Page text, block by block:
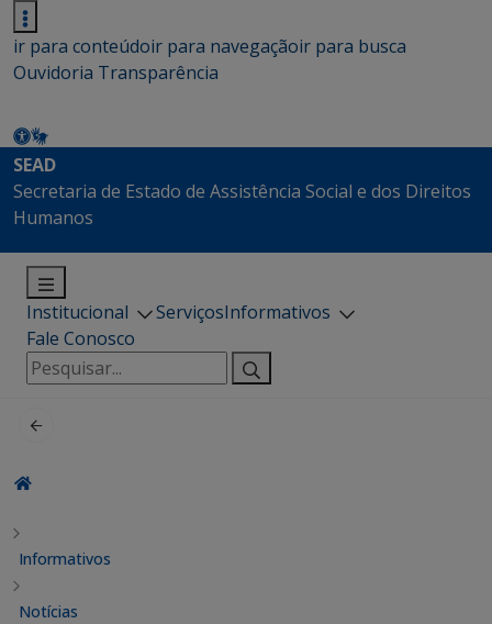
ir para conteúdoir para navegaçãoir para busca
Ouvidoria Transparência
SEAD
Secretaria de Estado de Assistência Social e dos Direitos
Humanos
Institucional ServiçosInformativos
Fale Conosco
Pesquisar
por:
Informativos
Notícias